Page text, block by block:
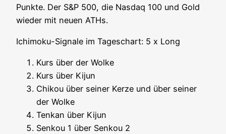
Punk­te. Der S&P 500, die Nasdaq 100 und Gold
wie­der mit neu­en ATHs.
Ichi­mo­ku-Signa­le im Tages­chart: 5 x Long
Kurs über der Wolke
Kurs über Kijun
Chi­kou über sei­ner Ker­ze und über sei­ner
der Wolke
Ten­kan über Kijun
Sen­kou 1 über Sen­kou 2